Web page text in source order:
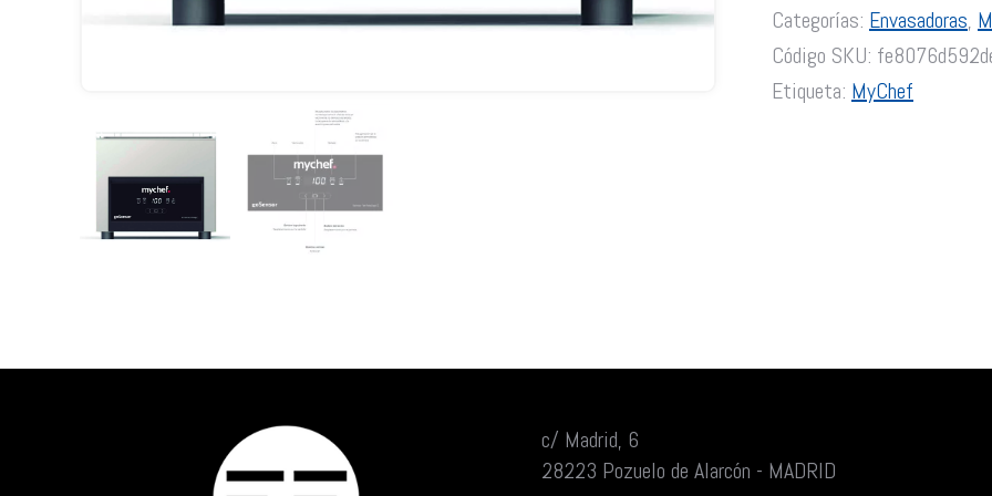
calibran automáticamente
vacío perfecto.
iSeal (sellado inteligente)
iSeal regula
Técnicas culinarias MCV
vacío, hasta un máximo
tapa manualmente
colorear, impregnar o
Categorías: Envasadoras,
Código SKU:
Etiqueta: MyChef
c/ Madrid, 6
28223 Pozuelo de Alarcón - MADRID